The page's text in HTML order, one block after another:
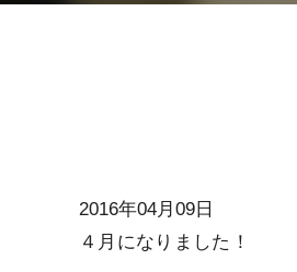
2016年04月09日
４月になりました！